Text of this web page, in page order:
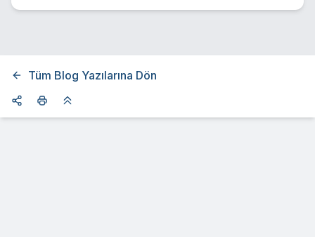
Tüm Blog Yazılarına Dön